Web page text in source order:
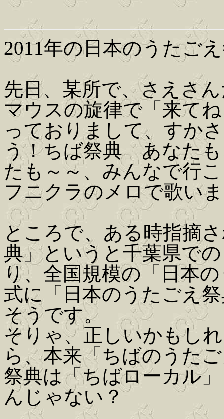
2011年の日本のうたご
先日、某所で、さえさ
マウスの旋律で「来て
っておりまして、すか
う！ちば祭典 あなた
たも～～、みんなで行
フニクラのメロで歌い
ところで、ある時指摘
典」というと千葉県で
り、全国規模の「日本
式に「日本のうたごえ
そうです。
そりゃ、正しいかもし
ら、本来「ちばのうた
祭典は「ちばローカル
んじゃない？